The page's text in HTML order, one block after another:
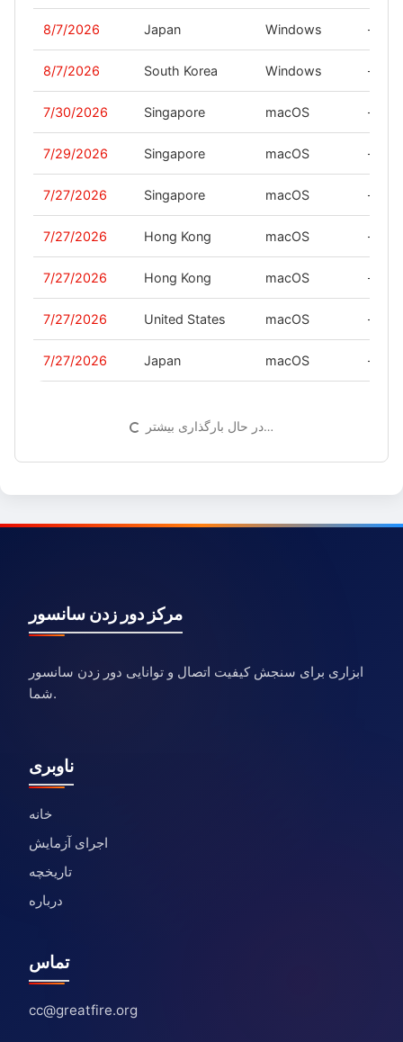
8/7/2026 Japan Windows -
8/7/2026 South Korea Windows -
7/30/2026 Singapore macOS -
7/29/2026 Singapore macOS -
7/27/2026 Singapore macOS -
7/27/2026 Hong Kong macOS -
7/27/2026 Hong Kong macOS -
7/27/2026 United States macOS -
7/27/2026 Japan macOS -
در حال بارگذاری بیشتر…
مرکز دور زدن سانسور
ابزاری برای سنجش کیفیت اتصال و توانایی دور زدن سانسور
شما.
ناوبری
خانه
اجرای آزمایش
تاریخچه
درباره
تماس
cc@greatfire.org